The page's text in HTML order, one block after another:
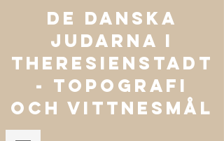
De danska
judarna i
Theresienstadt
- TOPOGRAFI
OCH VITTNESMÅL